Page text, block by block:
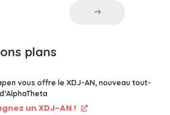
plans
vous offre le XDJ-AN, nouveau tout-
un XDJ-AN !